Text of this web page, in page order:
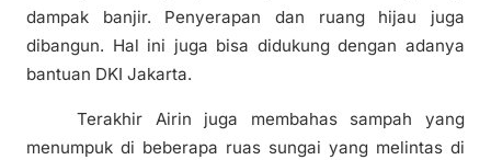
dampak banjir. Penyerapan dan ruang hijau juga
dibangun. Hal ini juga bisa didukung dengan adanya
bantuan DKI Jakarta.
Terakhir Airin juga membahas sampah yang
menumpuk di beberapa ruas sungai yang melintas di